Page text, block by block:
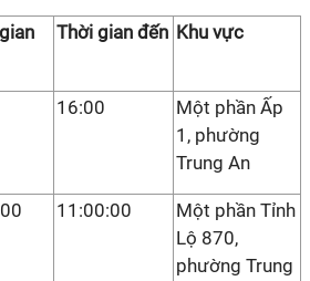
Thời gian đến Khu vực
16:00
Một phần Ấp
1, phường
Trung An
11:00:00
Một phần Tỉnh
Lộ 870,
phường Trung